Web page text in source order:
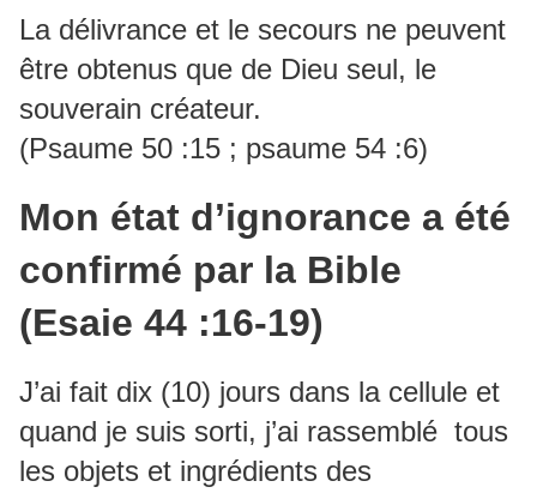
La délivrance et le secours ne peuvent
être obtenus que de Dieu seul, le
souverain créateur.
(Psaume 50 :15 ; psaume 54 :6)
Mon état d’ignorance a été
confirmé par la Bible
(Esaie 44 :16-19)
J’ai fait dix (10) jours dans la cellule et
quand je suis sorti, j’ai rassemblé tous
les objets et ingrédients des